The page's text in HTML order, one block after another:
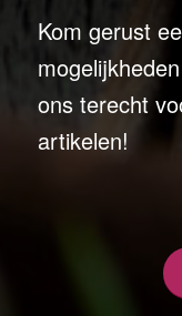
Kom gerust
ons terecht
artikelen!